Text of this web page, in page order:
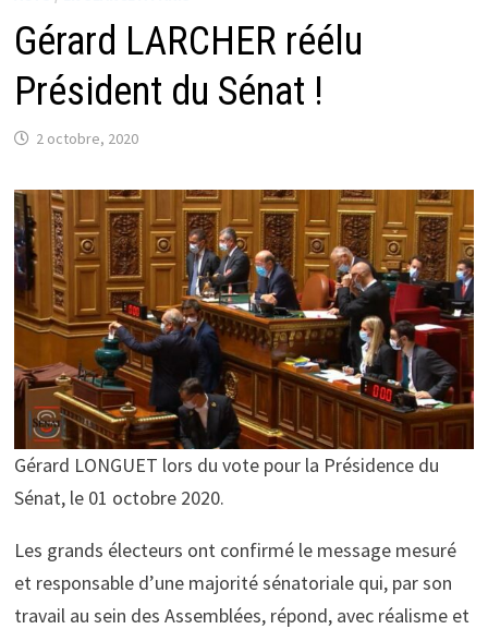
Gérard LARCHER réélu
Président du Sénat !
2 octobre, 2020
Gérard LONGUET lors du vote pour la Présidence du
Sénat, le 01 octobre 2020.
Les grands électeurs ont confirmé le message mesuré
et responsable d’une majorité sénatoriale qui, par son
travail au sein des Assemblées, répond, avec réalisme et